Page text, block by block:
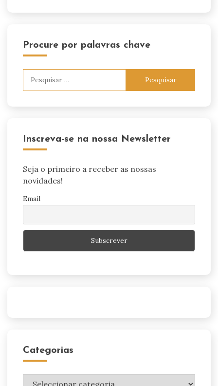
Procure por palavras chave
Inscreva-se na nossa Newsletter
Seja o primeiro a receber as nossas
novidades!
Email
Categorias
Categorias